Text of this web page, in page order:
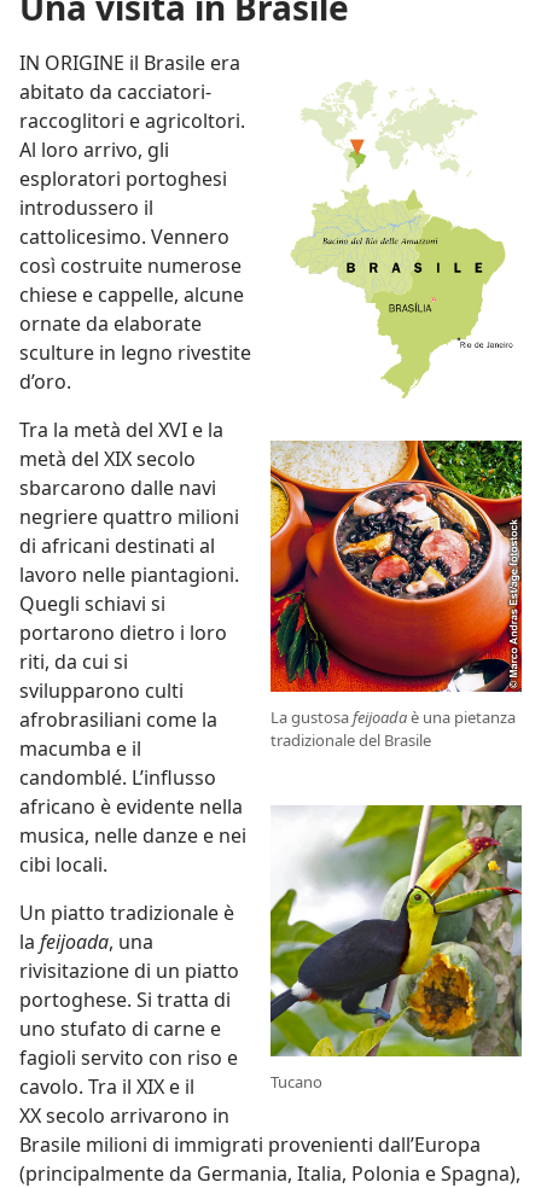
La gustosafeijoadaè una pietanza
tradizionale del Brasile
Tucano
IN ORIGINE il Brasile era
abitato da cacciatori-
raccoglitori e agricoltori.
Al loro arrivo, gli
esploratori portoghesi
introdussero il
cattolicesimo. Vennero
così costruite numerose
chiese e cappelle, alcune
ornate da elaborate
sculture in legno rivestite
d’oro.
Tra la metà del XVI e la
metà del XIX secolo
sbarcarono dalle navi
negriere quattro milioni
di africani destinati al
lavoro nelle piantagioni.
Quegli schiavi si
portarono dietro i loro
riti, da cui si
svilupparono culti
afrobrasiliani come la
macumba e il
candomblé. L’influsso
africano è evidente nella
musica, nelle danze e nei
cibi locali.
Un piatto tradizionale è
la feijoada, una
rivisitazione di un piatto
portoghese. Si tratta di
uno stufato di carne e
fagioli servito con riso e
cavolo. Tra il XIX e il
XX secolo arrivarono in
Brasile milioni di immigrati provenienti dall’Europa
(principalmente da Germania, Italia, Polonia e Spagna),